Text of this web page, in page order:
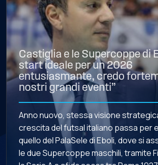
Castiglia e le Supercoppe di
start ideale per un 2026
entusiasmante, credo
nostri grandi eventi”
Anno nuovo, stessa visione
crescita del futsal italiano passa per
quello del PalaSele di Eboli, dove si
le due Supercoppe maschili, tramite